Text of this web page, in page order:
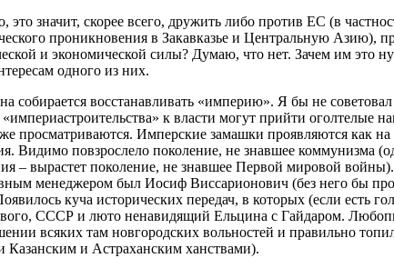
значит, скорее всего, дружить либо против ЕС (в
проникновения в Закавказье и Центральную Азию),
и экономической силы? Думаю, что нет. Зачем им это
одного из них.
собирается восстанавливать «империю». Я бы не
к власти могут прийти
просматриваются. Имперские замашки проявляются как
Видимо повзрослело поколение, не знавшее коммунизма
– вырастет поколение, не знавшее Первой мировой
менеджером был Иосиф Виссарионович (без него бы
куча исторических передач, в которых (если есть
СССР и люто ненавидящий Ельцина с Гайдаром.
всяких там новгородских вольностей и правильно
и Астраханским ханствами).